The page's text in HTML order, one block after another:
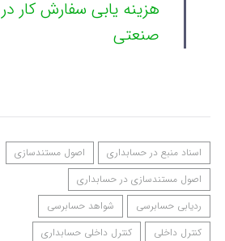
هزینه یابی سفارش کار
صنعتی
اسناد منبع در حسابداری
اصول مستندسازی
اصول مستندسازی در حسابداری
ردیابی حسابرسی
شواهد حسابرسی
کنترل داخلی
کنترل داخلی حسابداری